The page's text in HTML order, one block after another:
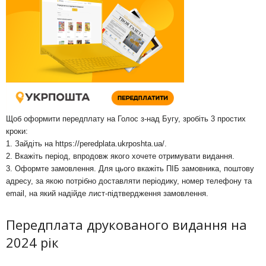
Щоб оформити передплату на Голос з-над Бугу, зробіть 3 простих
кроки:
1. Зайдіть на https://peredplata.ukrposhta.ua/
2. Вкажіть період, впродовж якого хочете отримувати видання.
3. Оформте замовлення. Для цього вкажіть ПІБ замовника, поштову
адресу, за якою потрібно доставляти періодику, номер телефону та
email, на який надійде лист-підтвердження замовлення.
Передплата друкованого видання на
2024 рік